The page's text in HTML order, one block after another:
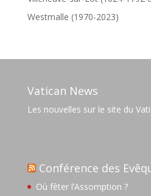
Westmalle (1970-2023)
Vatican News
Les nouvelles sur le site du
Conférence des
Où fêter l’Assomption ?